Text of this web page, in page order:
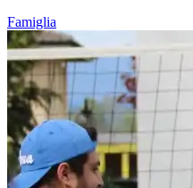
Famiglia